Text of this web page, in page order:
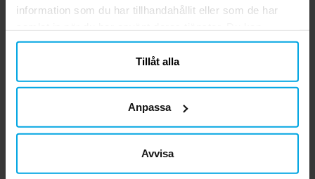
information som du har tillhandahållit eller som de har
närsomhelst ändra ditt samtycke.
Tillåt alla
Anpassa
Avvisa
Väggdekoration till
Paw Patrol Popcornbox